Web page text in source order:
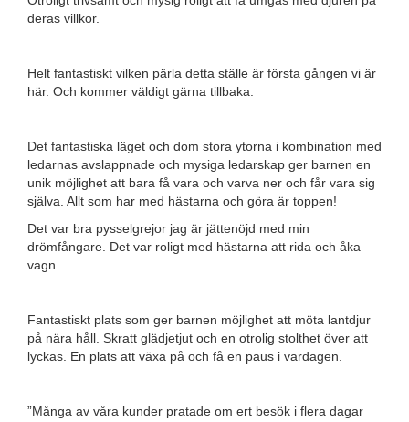
deras villkor.
Helt fantastiskt vilken pärla detta ställe är första gången vi är
här. Och kommer väldigt gärna tillbaka.
Det fantastiska läget och dom stora ytorna i kombination med
ledarnas avslappnade och mysiga ledarskap ger barnen en
unik möjlighet att bara få vara och varva ner och får vara sig
själva. Allt som har med hästarna och göra är toppen!
Det var bra pysselgrejor jag är jättenöjd med min
drömfångare. Det var roligt med hästarna att rida och åka
vagn
Fantastiskt plats som ger barnen möjlighet att möta lantdjur
på nära håll. Skratt glädjetjut och en otrolig stolthet över att
lyckas. En plats att växa på och få en paus i vardagen.
”Många av våra kunder pratade om ert besök i flera dagar